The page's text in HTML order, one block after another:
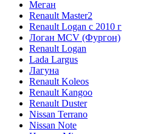
Меган
Renault Master2
Renault Logan c 2010 г
Логан МСV (Фургон)
Renault Logan
Lada Largus
Лагуна
Renault Koleos
Renault Kangoo
Renault Duster
Nissan Terrano
Nissan Note